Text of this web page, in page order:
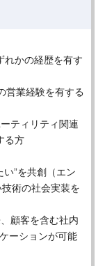
れかの経歴を有す
営業経験を有する
ティリティ関連
る方
”を共創（エン
術の社会実装を
顧客を含む社内
ーションが可能